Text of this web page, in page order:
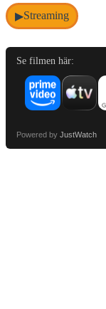
▶Streaming
Se filmen här:
Powered by JustWatch